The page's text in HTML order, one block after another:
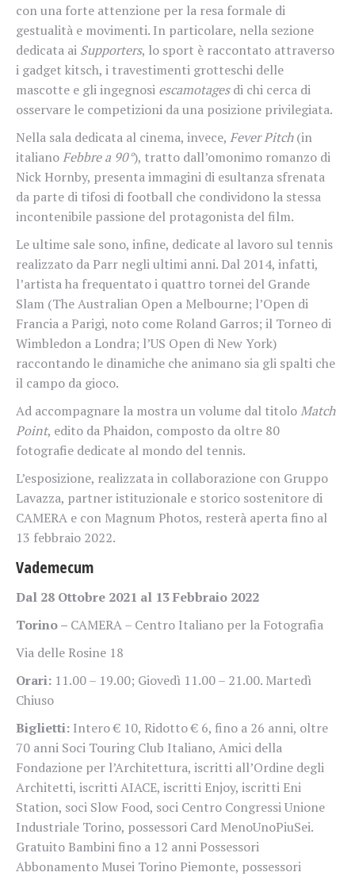
con una forte attenzione per la resa formale di
gestualità e movimenti. In particolare, nella sezione
dedicata ai Supporters, lo sport è raccontato attraverso
i gadget kitsch, i travestimenti grotteschi delle
mascotte e gli ingegnosi escamotagesdi chi cerca di
osservare le competizioni da una posizione privilegiata.
Nella sala dedicata al cinema, invece, Fever Pitch(in
italianoFebbre a 90°), tratto dall’omonimo romanzo di
Nick Hornby, presenta immagini di esultanza sfrenata
da parte di tifosi di football che condividono la stessa
incontenibile passione del protagonista del film.
Le ultime sale sono, infine, dedicate al lavoro sul tennis
realizzato da Parr negli ultimi anni. Dal 2014, infatti,
l’artista ha frequentato i quattro tornei del Grande
Slam (The Australian Open a Melbourne; l’Open di
Francia a Parigi, noto come Roland Garros; il Torneo di
Wimbledon a Londra; l’US Open di New York)
raccontando le dinamiche che animano sia gli spalti che
il campo da gioco.
Ad accompagnare la mostra un volume dal titoloMatch
Point, edito da Phaidon, composto da oltre 80
fotografie dedicate al mondo del tennis.
L’esposizione, realizzata in collaborazione con Gruppo
Lavazza, partner istituzionale e storico sostenitore di
CAMERA e con Magnum Photos, resterà aperta fino al
13 febbraio 2022.
Vademecum
Dal 28 Ottobre 2021 al 13 Febbraio 2022
Torino – CAMERA – Centro Italiano per la Fotografia
Via delle Rosine 18
Orari: 11.00 – 19.00; Giovedì 11.00 – 21.00. Martedì
Chiuso
Biglietti: Intero € 10, Ridotto € 6, fino a 26 anni, oltre
70 anni Soci Touring Club Italiano, Amici della
Fondazione per l’Architettura, iscritti all’Ordine degli
Architetti, iscritti AIACE, iscritti Enjoy, iscritti Eni
Station, soci Slow Food, soci Centro Congressi Unione
Industriale Torino, possessori Card MenoUnoPiuSei.
Gratuito Bambini fino a 12 anni Possessori
Abbonamento Musei Torino Piemonte, possessori